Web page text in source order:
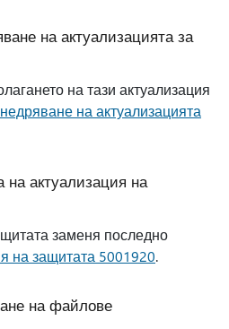
на актуализацията за
на тази актуализация
на актуализацията
актуализация на
заменя последно
на защитата 5001920.
на файлове